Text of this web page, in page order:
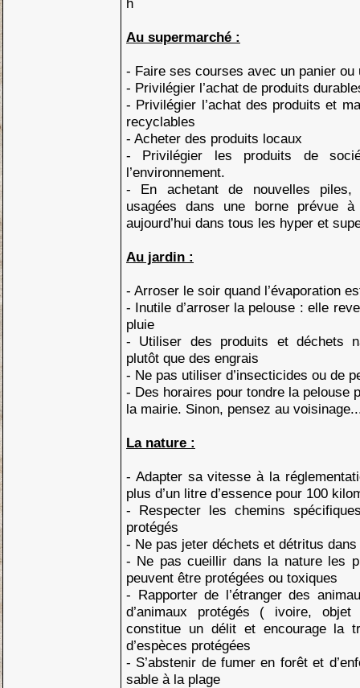
h
Au supermarché :
- Faire ses courses avec un panier
- Privilégier l’achat de produits
- Privilégier l’achat des produits et
recyclables
- Acheter des produits locaux
- Privilégier les produits de
l’environnement.
- En achetant de nouvelles
usagées dans une borne prévue
aujourd’hui dans tous les hyper et
Au jardin :
- Arroser le soir quand l’évaporation
- Inutile d’arroser la pelouse : elle
pluie
- Utiliser des produits et déchets
plutôt que des engrais
- Ne pas utiliser d’insecticides ou de
- Des horaires pour tondre la pelouse
la mairie. Sinon, pensez au
La nature :
- Adapter sa vitesse à la
plus d’un litre d’essence pour 100
- Respecter les chemins
protégés
- Ne pas jeter déchets et détritus
- Ne pas cueillir dans la nature les
peuvent être protégées ou toxiques
- Rapporter de l’étranger des
d’animaux protégés ( ivoire,
constitue un délit et encourage la
d’espèces protégées
- S’abstenir de fumer en forêt et
sable à la plage